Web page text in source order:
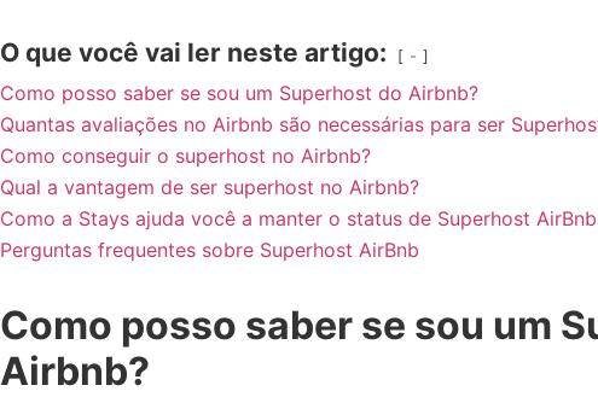
O que você vai ler neste artigo: -
Como posso saber se sou um Superhost do Airbnb?
Quantas avaliações no Airbnb são necessárias para ser
Como conseguir o superhost no Airbnb?
Qual a vantagem de ser superhost no Airbnb?
Como a Stays ajuda você a manter o status de Superhost AirBnb
Perguntas frequentes sobre Superhost AirBnb
Como posso saber se sou um
Airbnb?